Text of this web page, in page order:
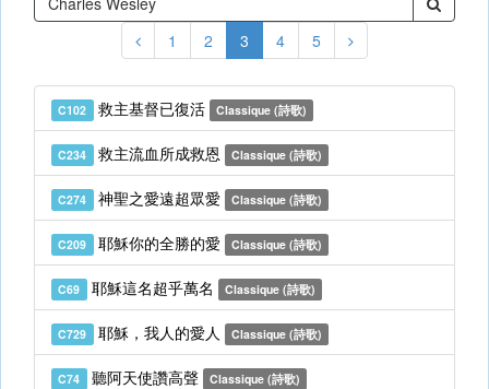
1 2 3 4 5
C102 救主基督已復活 Classique (詩歌)
C234 救主流血所成救恩 Classique (詩歌)
C274 神聖之愛遠超眾愛 Classique (詩歌)
C209 耶穌你的全勝的愛 Classique (詩歌)
C69 耶穌這名超乎萬名 Classique (詩歌)
C729 耶穌，我人的愛人 Classique (詩歌)
C74 聽阿天使讚高聲 Classique (詩歌)